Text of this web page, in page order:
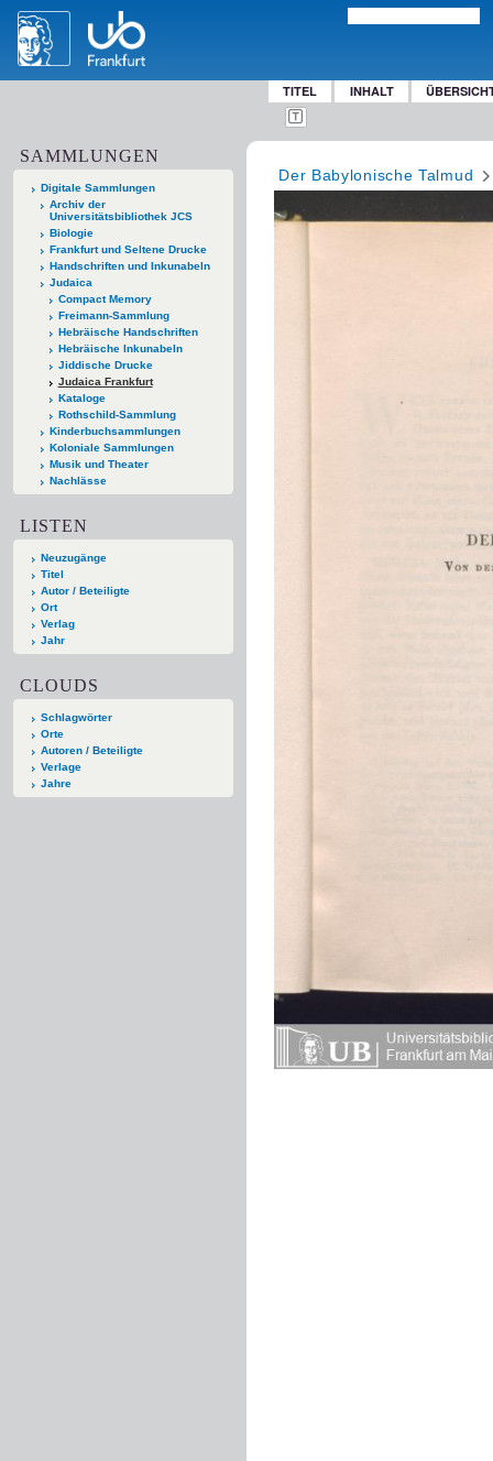
TITEL INHALT
SAMMLUNGEN
Digitale Sammlungen
Archiv der
Universitätsbibliothek JCS
Biologie
Frankfurt und Seltene Drucke
Handschriften und Inkunabeln
Judaica
Compact Memory
Freimann-Sammlung
Hebräische Handschriften
Hebräische Inkunabeln
Jiddische Drucke
Judaica Frankfurt
Kataloge
Rothschild-Sammlung
Kinderbuchsammlungen
Koloniale Sammlungen
Musik und Theater
Nachlässe
LISTEN
Neuzugänge
Titel
Autor / Beteiligte
Ort
Verlag
Jahr
CLOUDS
Schlagwörter
Orte
Autoren / Beteiligte
Verlage
Jahre
Der Babylonische Talmud